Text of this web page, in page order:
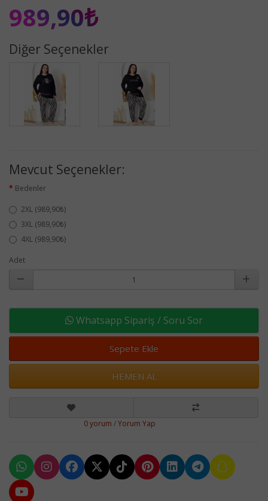
989,90₺
Diğer Seçenekler
Mevcut Seçenekler:
Bedenler
2XL (989,90₺)
3XL (989,90₺)
4XL (989,90₺)
Adet
Whatsapp Sipariş / Soru Sor
Sepete Ekle
HEMEN AL
0 yorum /Yorum Yap